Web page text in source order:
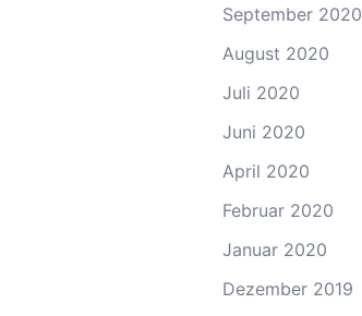
September 2020
August 2020
Juli 2020
Juni 2020
April 2020
Februar 2020
Januar 2020
Dezember 2019